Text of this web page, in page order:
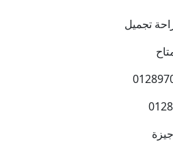
تجميل